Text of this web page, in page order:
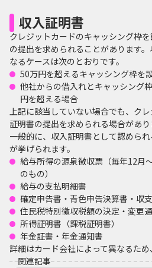
収入証明書
クレジットカードのキャッシング枠
の提出を求められることがあります
なるケースは次のとおりです。
50万円を超えるキャッシング枠を
他社からの借入れとキャッシング
円を超える場合
上記に該当していない場合でも、ク
証明書の提出を求められる場合があり
一般的に、収入証明書として認めら
が挙げられます。
給与所得の源泉徴収票（毎年12月
のもの）
給与の支払明細書
確定申告書・青色申告決算書・収
住民税特別徴収税額の決定・変更
所得証明書（課税証明書）
年金証書・年金通知書
詳細はカード会社によって異なるため
関連記事